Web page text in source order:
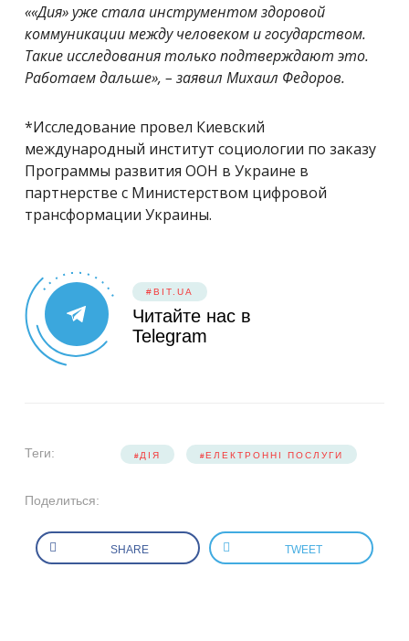
««Дия» уже стала инструментом здоровой
коммуникации между человеком и государством.
Такие исследования только подтверждают это.
Работаем дальше», – заявил Михаил Федоров.
*Исследование провел Киевский
международный институт социологии по заказу
Программы развития ООН в Украине в
партнерстве с Министерством цифровой
трансформации Украины.
#BIT.UA
Читайте нас в
Telegram
Теги: ДІЯ ЕЛЕКТРОННІ ПОСЛУГИ
Поделиться:
SHARE TWEET